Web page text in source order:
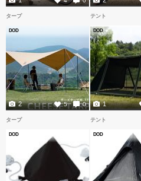
タープ
DOD
5 0
2
テント
DOD
1
タープ
DOD
テント
DOD